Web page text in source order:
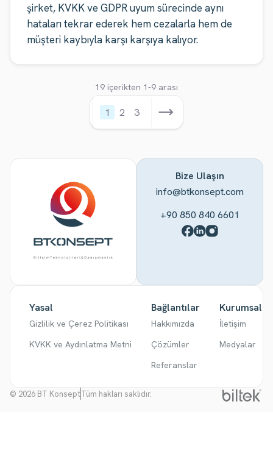
şirket, KVKK ve GDPR uyum sürecinde aynı
hataları tekrar ederek hem cezalarla hem de
müşteri kaybıyla karşı karşıya kalıyor.
19 içerikten 1-9 arası
1 2 3
Yasal
Gizlilik ve Çerez Politikası
KVKK ve Aydınlatma Metni
Bağlantılar
Hakkımızda
Çözümler
Referanslar
Kurumsal
İletişim
Medyalar
Bize Ulaşın
info@btkonsept.com
+90 850 840 6601
© 2026 BT KonseptTüm hakları saklıdır.